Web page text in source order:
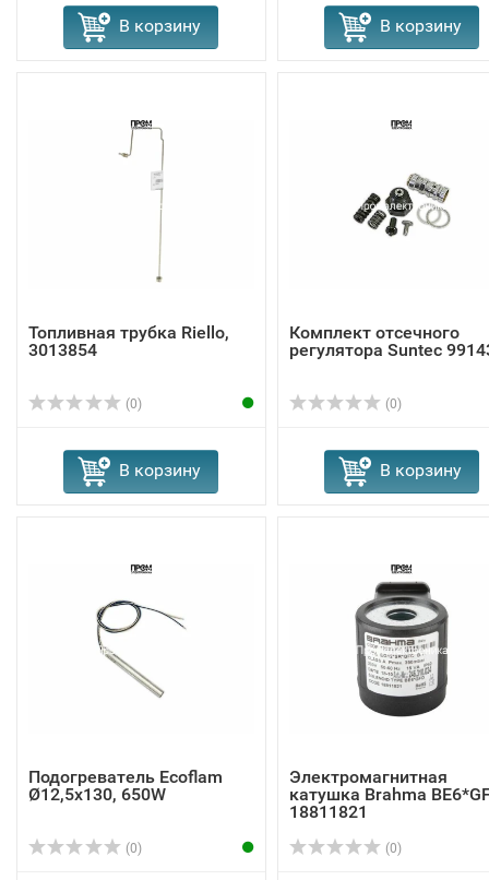
В корзину В корзину
Топливная трубка Riello,
3013854
(0)
В корзину
Комплект отсечного
регулятора Suntec
(0)
В корзину
Подогреватель Ecoflam
Ø12,5x130, 650W
(0)
Электромагнитная
катушка Brahma
18811821
(0)